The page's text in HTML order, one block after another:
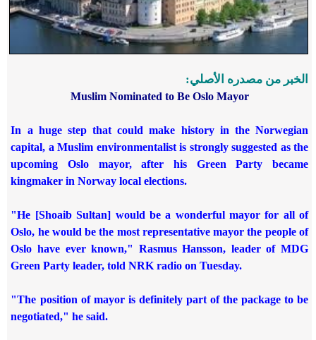
الخبر من مصدره الأصلي:
Muslim Nominated to Be Oslo Mayor
In a huge step that could make history in the Norwegian
capital, a Muslim environmentalist is strongly suggested as the
upcoming Oslo mayor, after his Green Party became
kingmaker in Norway local elections.
"He [Shoaib Sultan] would be a wonderful mayor for all of
Oslo, he would be the most representative mayor the people of
Oslo have ever known," Rasmus Hansson, leader of MDG
Green Party leader, told NRK radio on Tuesday.
"The position of mayor is definitely part of the package to be
negotiated," he said.